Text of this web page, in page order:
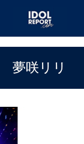
夢咲リリ